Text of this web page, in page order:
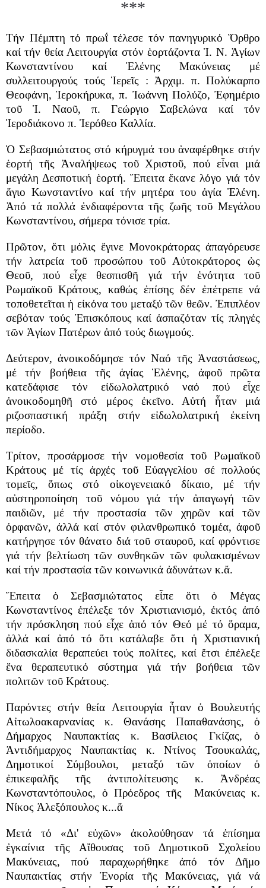
***
Τήν Πέμπτη τό πρωΐ τέλεσε τόν πανηγυρικό Ὄρθρο
καί τήν θεία Λειτουργία στόν ἑορτάζοντα Ἱ. Ν. Ἁγίων
Κωνσταντίνου καί Ἑλένης Μακύνειας μέ
συλλειτουργούς τούς Ἱερεῖς : Ἀρχιμ. π. Πολύκαρπο
Θεοφάνη, Ἱεροκήρυκα, π. Ἰωάννη Πολύζο, Ἐφημέριο
τοῦ Ἱ. Ναοῦ, π. Γεώργιο Σαβελώνα καί τόν
Ἱεροδιάκονο π. Ἱερόθεο Καλλία.
Ὁ Σεβασμιώτατος στό κήρυγμά του ἀναφέρθηκε στήν
ἑορτή τῆς Ἀναλήψεως τοῦ Χριστοῦ, πού εἶναι μιά
μεγάλη Δεσποτική ἑορτή. Ἔπειτα ἔκανε λόγο γιά τόν
ἅγιο Κωνσταντίνο καί τήν μητέρα του ἁγία Ἑλένη.
Ἀπό τά πολλά ἐνδιαφέροντα τῆς ζωῆς τοῦ Μεγάλου
Κωνσταντίνου, σήμερα τόνισε τρία.
Πρῶτον, ὅτι μόλις ἔγινε Μονοκράτορας ἀπαγόρευσε
τήν λατρεία τοῦ προσώπου τοῦ Αὐτοκράτορος ὡς
Θεοῦ, πού εἶχε θεσπισθῆ γιά τήν ἑνότητα τοῦ
Ρωμαϊκοῦ Κράτους, καθώς ἐπίσης δέν ἐπέτρεπε νά
τοποθετεῖται ἡ εἰκόνα του μεταξύ τῶν θεῶν. Ἐπιπλέον
σεβόταν τούς Ἐπισκόπους καί ἀσπαζόταν τίς πληγές
τῶν Ἁγίων Πατέρων ἀπό τούς διωγμούς.
Δεύτερον, ἀνοικοδόμησε τόν Ναό τῆς Ἀναστάσεως,
μέ τήν βοήθεια τῆς ἁγίας Ἑλένης, ἀφοῦ πρῶτα
κατεδάφισε τόν εἰδωλολατρικό ναό πού εἶχε
ἀνοικοδομηθῆ στό μέρος ἐκεῖνο. Αὐτή ἦταν μιά
ριζοσπαστική πράξη στήν εἰδωλολατρική ἐκείνη
περίοδο.
Τρίτον, προσάρμοσε τήν νομοθεσία τοῦ Ρωμαϊκοῦ
Κράτους μέ τίς ἀρχές τοῦ Εὐαγγελίου σέ πολλούς
τομεῖς, ὅπως στό οἰκογενειακό δίκαιο, μέ τήν
αὐστηροποίηση τοῦ νόμου γιά τήν ἀπαγωγή τῶν
παιδιῶν, μέ τήν προστασία τῶν χηρῶν καί τῶν
ὀρφανῶν, ἀλλά καί στόν φιλανθρωπικό τομέα, ἀφοῦ
κατήργησε τόν θάνατο διά τοῦ σταυροῦ, καί φρόντισε
γιά τήν βελτίωση τῶν συνθηκῶν τῶν φυλακισμένων
καί τήν προστασία τῶν κοινωνικά ἀδυνάτων κ.ἄ.
Ἔπειτα ὁ Σεβασμιώτατος εἶπε ὅτι ὁ Μέγας
Κωνσταντίνος ἐπέλεξε τόν Χριστιανισμό, ἐκτός ἀπό
τήν πρόσκληση πού εἶχε ἀπό τόν Θεό μέ τό ὅραμα,
ἀλλά καί ἀπό τό ὅτι κατάλαβε ὅτι ἡ Χριστιανική
διδασκαλία θεραπεύει τούς πολίτες, καί ἔτσι ἐπέλεξε
ἕνα θεραπευτικό σύστημα γιά τήν βοήθεια τῶν
πολιτῶν τοῦ Κράτους.
Παρόντες στήν θεία Λειτουργία ἦταν ὁ Βουλευτής
Αἰτωλοακαρνανίας κ. Θανάσης Παπαθανάσης, ὁ
Δήμαρχος Ναυπακτίας κ. Βασίλειος Γκίζας, ὁ
Ἀντιδήμαρχος Ναυπακτίας κ. Ντίνος Τσουκαλάς,
Δημοτικοί Σύμβουλοι, μεταξύ τῶν ὁποίων ὁ
ἐπικεφαλῆς τῆς ἀντιπολίτευσης κ. Ἀνδρέας
Κωνσταντόπουλος, ὁ Πρόεδρος τῆς Μακύνειας κ.
Νίκος Ἀλεξόπουλος κ...ἄ
Μετά τό «Δι' εὐχῶν» ἀκολούθησαν τά ἐπίσημα
ἐγκαίνια τῆς Αἴθουσας τοῦ Δημοτικοῦ Σχολείου
Μακύνειας, πού παραχωρήθηκε ἀπό τόν Δῆμο
Ναυπακτίας στήν Ἐνορία τῆς Μακύνειας, γιά νά